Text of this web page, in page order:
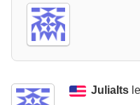
JuliaIts